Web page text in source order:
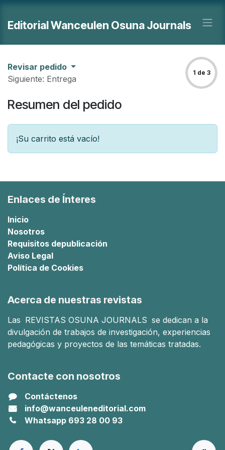
Ir al contenido
Editorial Wanceulen Osuna Journals
Revisar pedido
Siguiente: Entrega
1 de 3
Resumen del pedido
¡Su carrito está vacío!
Enlaces de Ínteres
Inicio
Nosotros
Requisitos depublicación
Aviso Legal
Política de Cookies
Acerca de nuestras revistas
Las REVISTAS OSUNA JOURNALS se dedican a la
divulgación de trabajos de investigación, experiencias
pedagógicas y proyectos de las temáticas tratadas.
Contacte con nosotros
Contáctenos
info@wanceuleneditorial.com
Whatsapp 693 28 00 93